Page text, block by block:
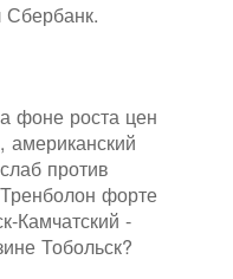
фоне роста цен
американский
против
форте
Камчатский -
Тобольск?